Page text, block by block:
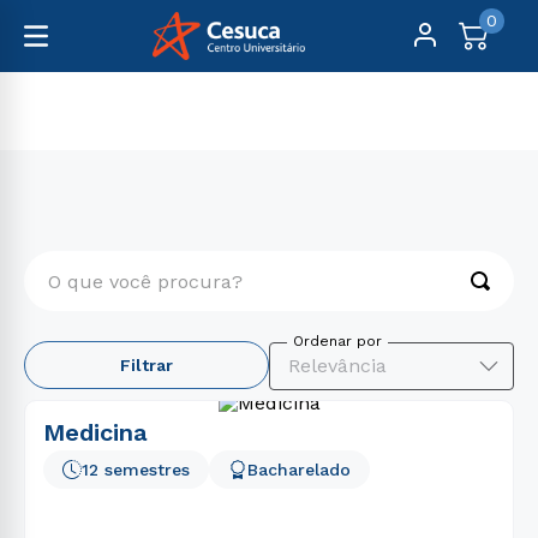
0
Filtrar Relevância
Medicina
Bacharelado
12 semestres
TERMOS MAIS BUSCADOS
psicologia
2º
medicina